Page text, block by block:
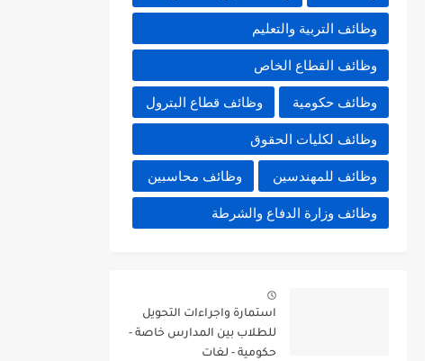
وظائف التربية والتعليم
وظائف القطاع الخاص
وظائف حكومية وظائف قطاع البترول
وظائف لكليات الحقوق
وظائف للمهندسين وظائف محاسبين
وظائف وزارة الدفاع والشرطة
استمارة واجراءات التحويل
للطلاب بين المدارس خاصة -
حكومية - لغات